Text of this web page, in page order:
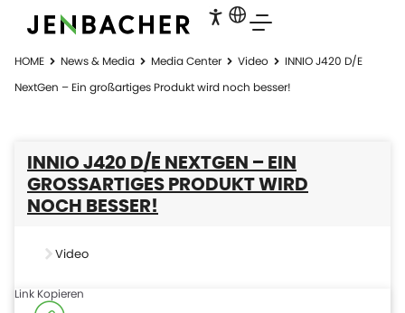
HOME News & Media Media Center Video
INNIO J420 D/E
NextGen – Ein großartiges Produkt wird noch besser!
INNIO J420 D/E NEXTGEN – EIN
GROSSARTIGES PRODUKT WIRD N
OCH BESSER!
Video
Link Kopieren